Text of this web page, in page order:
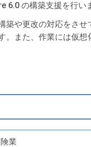
6.0 の構築支援を行い
築や更改の対応をさ
。また、作業には仮
業